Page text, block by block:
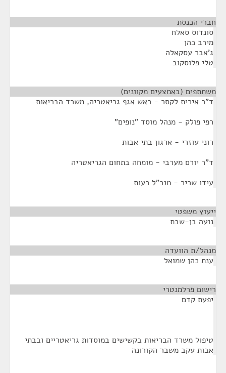
חברי הכנסת
סונדוס סאלח
מירב כהן
ג'אבר עסקאלה
טלי פלוסקוב
משתתפים (באמצעים מקוונים)
ד"ר אירית לקסר - ראש אגף גריאטריה, משרד הבריאות
רפי פולק - מנהל מוסד "נופים"
רוני עוזרי - ארגון בתי אבות
ד"ר יורם מערבי - מומחה בתחום הגריאטריה
עידו שריר - מנכ"ל רעות
ייעוץ משפטי
נועה בן-שבת
מנהל/ת הוועדה
ענת כהן שמואל
רישום פרלמנטרי
יפעת קדם
טיפול משרד הבריאות בקשישים במוסדות גריאטריים ובבתי
אבות עקב משבר הקורונה